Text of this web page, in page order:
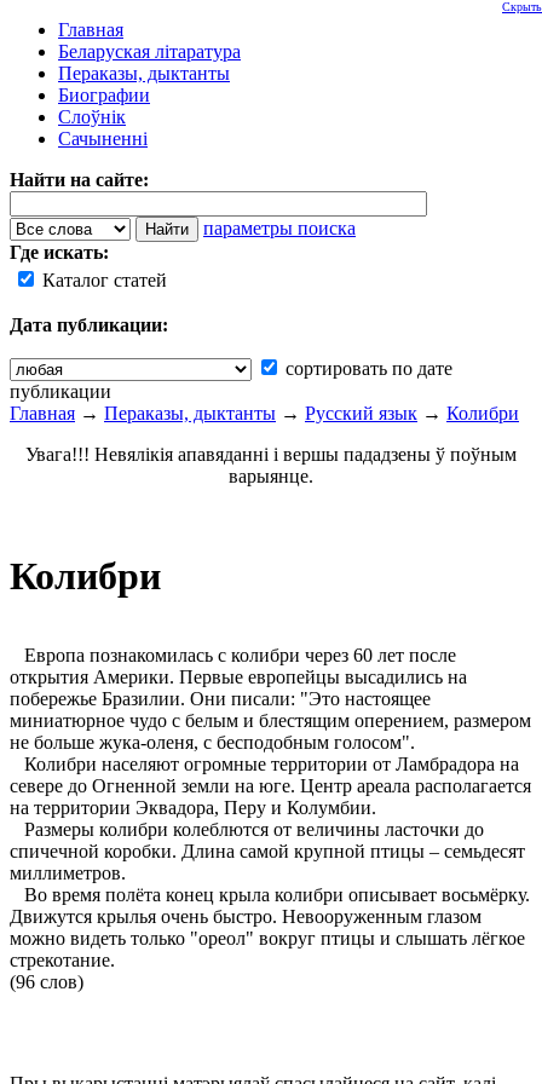
Главная
Беларуская літаратура
Пераказы, дыктанты
Биографии
Слоўнік
Сачыненні
Найти на сайте:
параметры поиска
Где искать:
Каталог статей
Дата публикации:
сортировать по дате
публикации
Скрыть
Главная → Пераказы, дыктанты → Русский язык → Колибри
Увага!!! Невялікія апавяданні і вершы пададзены ў поўным
варыянце.
Колибри
Европа познакомилась с колибри через 60 лет после
открытия Америки. Первые европейцы высадились на
побережье Бразилии. Они писали: "Это настоящее
миниатюрное чудо с белым и блестящим оперением, размером
не больше жука-оленя, с бесподобным голосом".
Колибри населяют огромные территории от Ламбрадора на
севере до Огненной земли на юге. Центр ареала располагается
на территории Эквадора, Перу и Колумбии.
Размеры колибри колеблются от величины ласточки до
спичечной коробки. Длина самой крупной птицы – семьдесят
миллиметров.
Во время полёта конец крыла колибри описывает восьмёрку.
Движутся крылья очень быстро. Невооруженным глазом
можно видеть только "ореол" вокруг птицы и слышать лёгкое
стрекотание.
(96 слов)